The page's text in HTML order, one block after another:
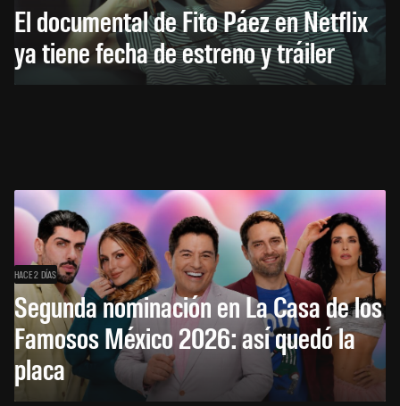
El documental de Fito Páez en Netflix
ya tiene fecha de estreno y tráiler
HACE 2 DÍAS
Segunda nominación en La Casa de los
Famosos México 2026: así quedó la
placa